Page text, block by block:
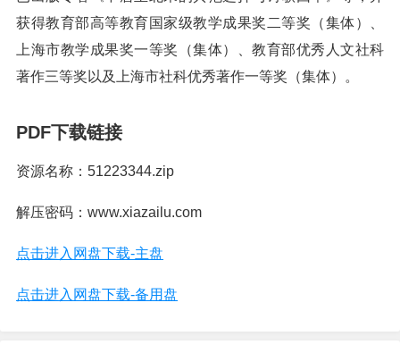
获得教育部高等教育国家级教学成果奖二等奖（集体）、
上海市教学成果奖一等奖（集体）、教育部优秀人文社科
著作三等奖以及上海市社科优秀著作一等奖（集体）。
PDF下载链接
资源名称：51223344.zip
解压密码：www.xiazailu.com
点击进入网盘下载-主盘
点击进入网盘下载-备用盘